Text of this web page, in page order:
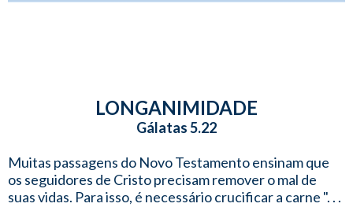
LONGANIMIDADE
Gálatas 5.22
Muitas passagens do Novo Testamento ensinam que
os seguidores de Cristo precisam remover o mal de
suas vidas. Para isso, é necessário crucificar a carne ". . .